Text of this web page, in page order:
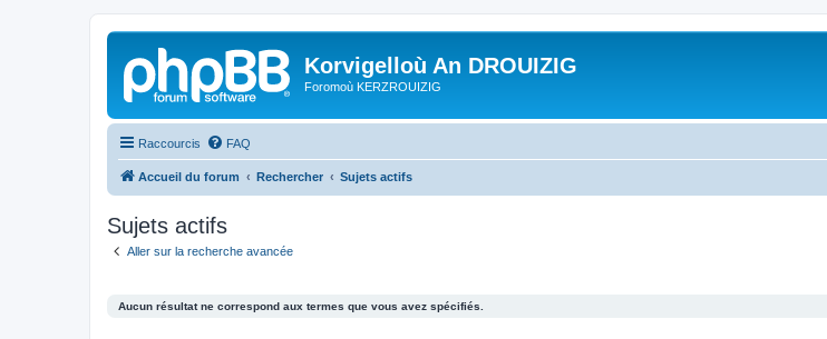
Korvigelloù An DROUIZIG
Foromoù KERZROUIZIG
Raccourcis FAQ
Accueil du forum Rechercher Sujets actifs
Sujets actifs
Aller sur la recherche avancée
Aucun résultat ne correspond aux termes que vous avez spécifiés.